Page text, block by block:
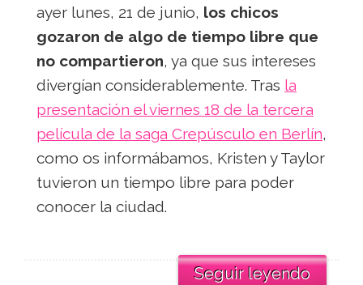
ayer lunes, 21 de junio, los chicos
gozaron de algo de tiempo libre que
no compartieron, ya que sus intereses
divergían considerablemente. Tras la
presentación el viernes 18 de la tercera
película de la saga Crepúsculo en Berlín,
como os informábamos, Kristen y Taylor
tuvieron un tiempo libre para poder
conocer la ciudad.
Seguir leyendo